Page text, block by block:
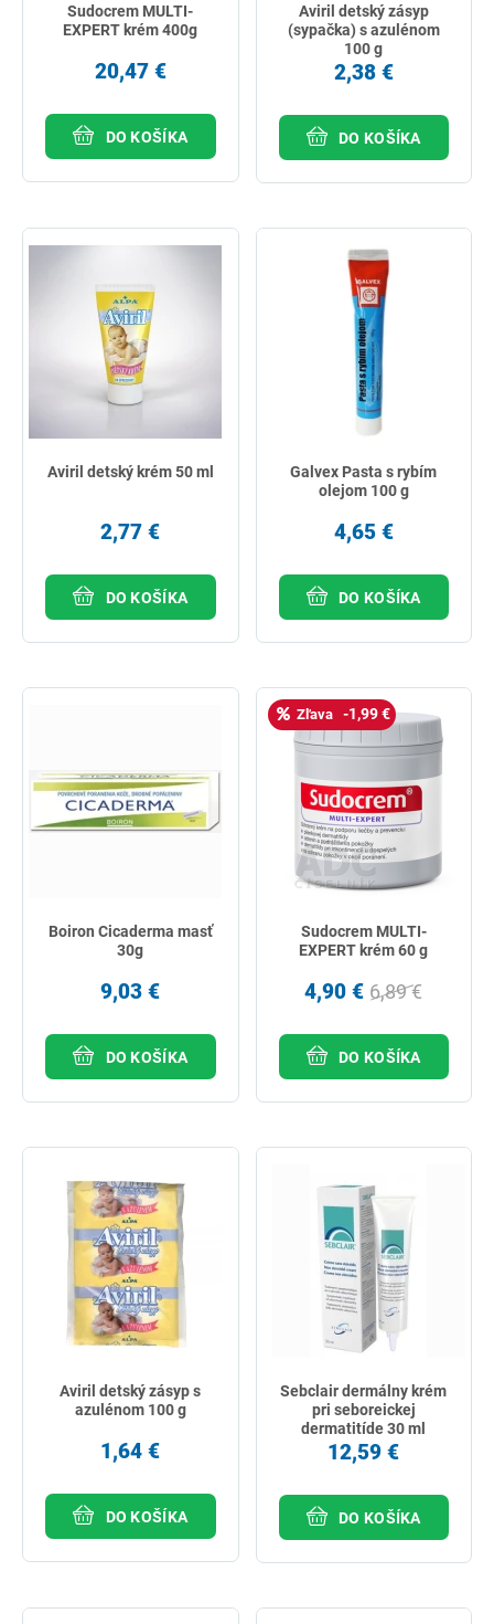
Sudocrem MULTI-
EXPERT krém 400g
20,47 €
DO KOŠÍKA
Aviril detský zásyp
(sypačka) s azulénom
100 g
2,38 €
DO KOŠÍKA
Aviril detský krém 50 ml
2,77 €
DO KOŠÍKA
Galvex Pasta s rybím
olejom 100 g
4,65 €
DO KOŠÍKA
Boiron Cicaderma masť
30g
9,03 €
DO KOŠÍKA
Zľava -1,99 €
Sudocrem MULTI-
EXPERT krém 60 g
4,90 € 6,89 €
DO KOŠÍKA
Aviril detský zásyp s
azulénom 100 g
1,64 €
DO KOŠÍKA
Sebclair dermálny krém
pri seboreickej
dermatitíde 30 ml
12,59 €
DO KOŠÍKA